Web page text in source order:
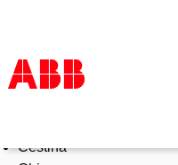
Products & Solutions
Čeština